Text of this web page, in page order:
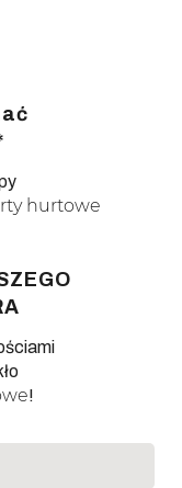
hurtowe
!